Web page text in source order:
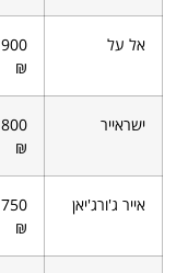
אל על
900
₪
ישראייר
800
₪
אייר ג'ורג'יאן
750
₪